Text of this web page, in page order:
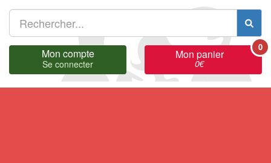
Mon compte
Se connecter
Mon panier
0€
0